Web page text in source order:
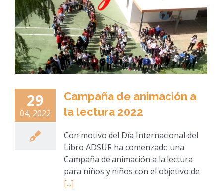
29
04, 2022
Campaña de animación a
la lectura 2022
Con motivo del Día Internacional del
Libro ADSUR ha comenzado una
Campaña de animación a la lectura
para niños y niños con el objetivo de
[...]